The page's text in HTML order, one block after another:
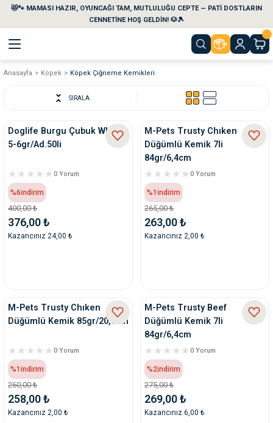
😻🐾 MAMASI HAZIR, OYUNCAĞI TAM, MUTLULUĞU CEPTE — PATİ DOSTLARIN
CENNETİNE HOŞ GELDİN! 🐶🎾
Geri Dön
Geri Dön
Temizlik Ürünleri
Su Kabları
Geri Dön
Geri Dön
Geri Dön
Geri Dön
Anasayfa Köpek Köpek Çiğneme Kemikleri
SIRALA
Doglife Burgu Çubuk Whitw
5-6gr/Ad.50li
0 Yorum
%6indirim
400,00 ₺
376,00 ₺
Kazancınız 24,00 ₺
M-Pets Trusty Chıken
Düğümlü Kemik 7li
84gr/6,4cm
0 Yorum
%1 indirim
265,00 ₺
263,00 ₺
Kazancınız 2,00 ₺
M-Pets Trusty Chıken
Düğümlü Kemik 85gr/20,3cm
0 Yorum
%1 indirim
260,00 ₺
258,00 ₺
Kazancınız 2,00 ₺
M-Pets Trusty Beef
Düğümlü Kemik 7li
84gr/6,4cm
0 Yorum
%2indirim
275,00 ₺
269,00 ₺
Kazancınız 6,00 ₺